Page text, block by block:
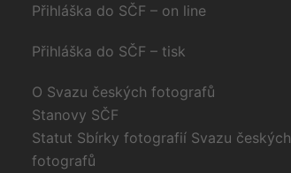
Přihláška do SČF – on line
Přihláška do SČF – tisk
O Svazu českých fotografů
Stanovy SČF
Statut Sbírky fotografií Svazu českých
fotografů